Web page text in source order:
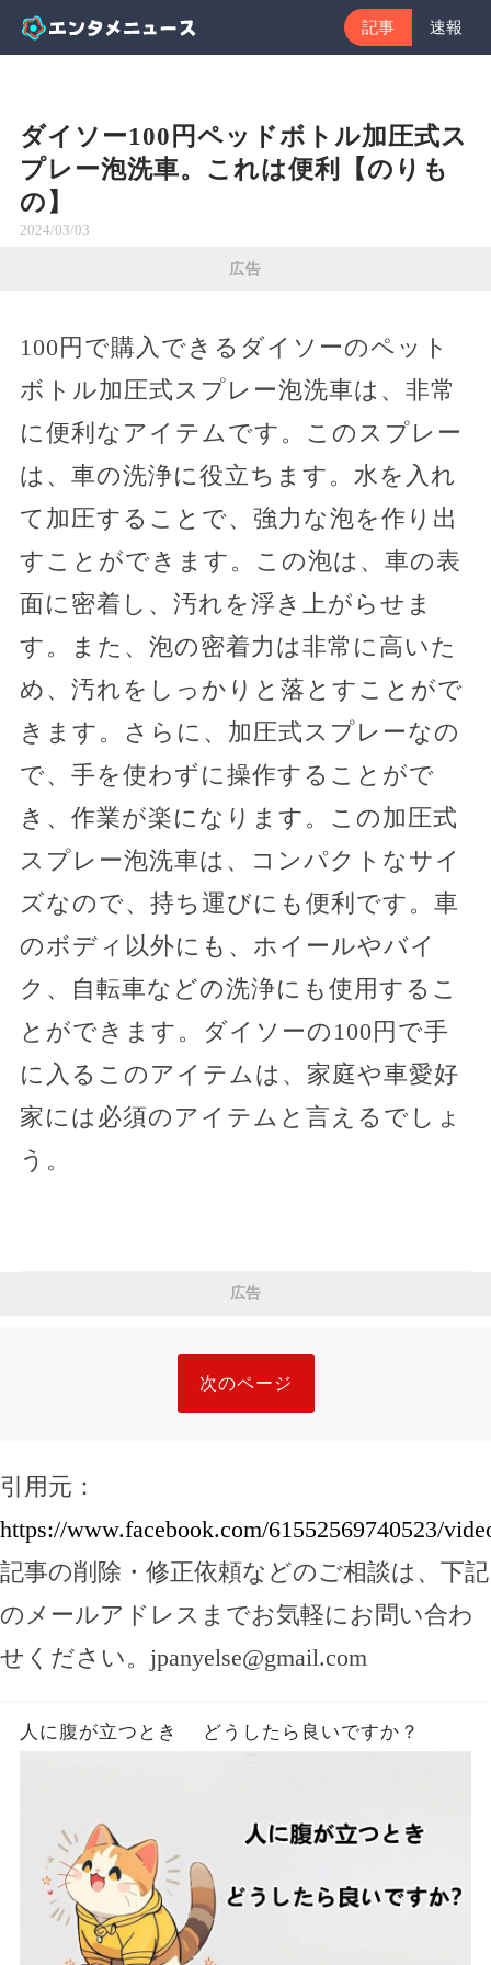
記事 速報
ダイソー100円ペッドボトル加圧式ス
プレー泡洗車。これは便利【のりも
の】
2024/03/03
広告
100円で購入できるダイソーのペット
ボトル加圧式スプレー泡洗車は、非常
に便利なアイテムです。このスプレー
は、車の洗浄に役立ちます。水を入れ
て加圧することで、強力な泡を作り出
すことができます。この泡は、車の表
面に密着し、汚れを浮き上がらせま
す。また、泡の密着力は非常に高いた
め、汚れをしっかりと落とすことがで
きます。さらに、加圧式スプレーなの
で、手を使わずに操作することがで
き、作業が楽になります。この加圧式
スプレー泡洗車は、コンパクトなサイ
ズなので、持ち運びにも便利です。車
のボディ以外にも、ホイールやバイ
ク、自転車などの洗浄にも使用するこ
とができます。ダイソーの100円で手
に入るこのアイテムは、家庭や車愛好
家には必須のアイテムと言えるでしょ
う。
広告
次のページ
引用元：
https://www.facebook.com/61552569740523/
記事の削除・修正依頼などのご相談は、下記
のメールアドレスまでお気軽にお問い合わ
せください。 jpanyelse@gmail.com
人に腹が立つとき どうしたら良いですか？